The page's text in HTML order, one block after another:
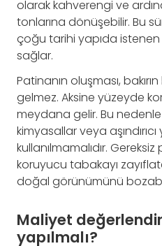
olarak kahverengi ve
tonlarına dönüşebilir. Bu
çoğu tarihi yapıda
sağlar.
Patinanın oluşması,
gelmez. Aksine yüzeyde
meydana gelir. Bu nedenle
kimyasallar veya
kullanılmamalıdır.
koruyucu tabakayı
doğal görünümünü
Maliyet
yapılmalı?